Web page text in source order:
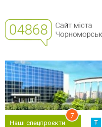
Наші спецпроєкти
7
Т